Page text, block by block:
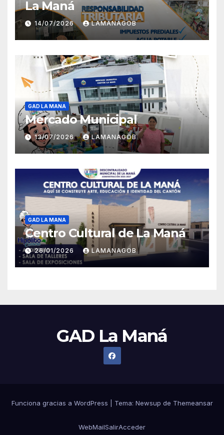
La Maná
14/07/2026 LAMANAGOB
GAD LA MANA
Mercado Municipal
13/07/2026 LAMANAGOB
GAD LA MANA
Centro Cultural de La Maná
26/01/2026 LAMANAGOB
GAD La Maná
Funciona gracias a WordPress Tema: Newsup de Themeansar
WebMailSalirAcceder